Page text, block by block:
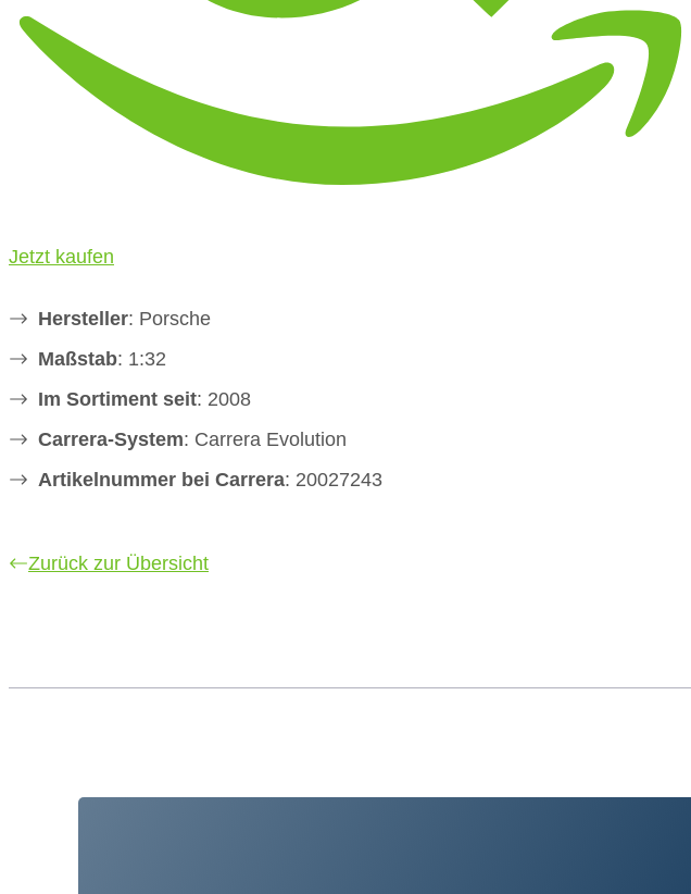
Jetzt kaufen
Hersteller: Porsche
Maßstab: 1:32
Im Sortiment seit: 2008
Carrera-System: Carrera Evolution
Artikelnummer bei Carrera: 20027243
Zurück zur Übersicht